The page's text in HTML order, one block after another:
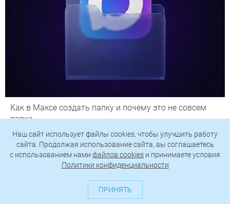
Как в Максе создать папку и почему это не совсем
папка
Наш сайт использует файлы cookies, чтобы улучшить работу
сайта. Продолжая использование сайта, вы соглашаетесь
c использованием нами файлов cookies и принимаете условия
Политики конфиденциальности
ПРИНЯТЬ